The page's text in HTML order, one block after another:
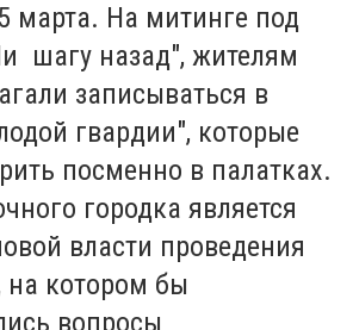
марта. На митинге под
шагу назад", жителям
записываться в
гвардии", которые
посменно в палатках.
городка является
власти проведения
на котором бы
вопросы